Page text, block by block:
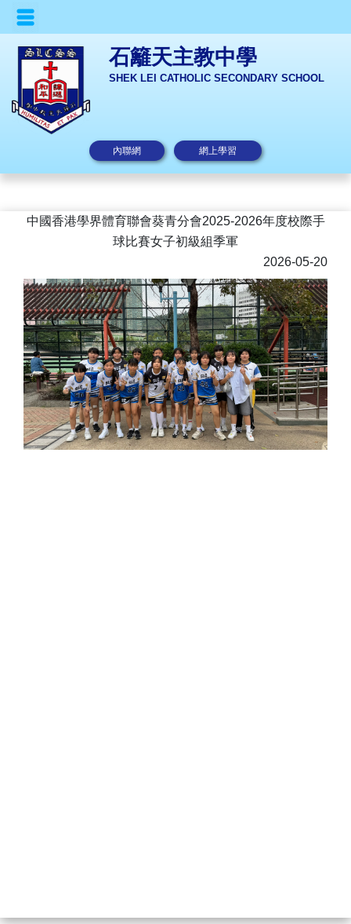
石籬天主教中學
SHEK LEI CATHOLIC SECONDARY SCHOOL
內聯網 網上學習
中國香港學界體育聯會葵青分會2025-2026年度校際手
球比賽女子初級組季軍
2026-05-20